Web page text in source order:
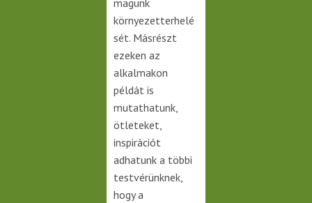
magunk
környezetterhelé
sét. Másrészt
ezeken az
alkalmakon
példát is
mutathatunk,
ötleteket,
inspirációt
adhatunk a többi
testvérünknek,
hogy a